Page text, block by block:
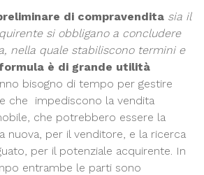
di compravendita sia il
si obbligano a concludere
nella quale stabiliscono termini e
è di grande utilità
bisogno di tempo per gestire
che impediscono la vendita
che potrebbero essere la
nuova, per il venditore, e la ricerca
per il potenziale acquirente. In
entrambe le parti sono